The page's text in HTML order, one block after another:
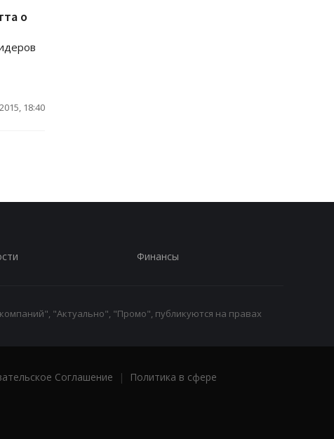
о
18:40
Финансы
"Актуально", "Промо", публикуются на правах
Соглашение |
Политика в сфере